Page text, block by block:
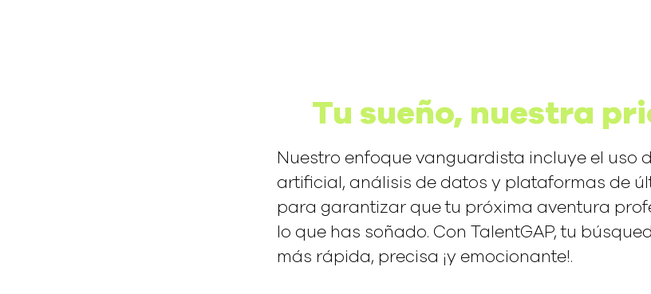
Tu sueño, nuestra
Nuestro enfoque vanguardista incluye el uso
artificial, análisis de datos y plataformas de
para garantizar que tu próxima aventura
lo que has soñado. Con TalentGAP, tu
más rápida, precisa ¡y emocionante!.